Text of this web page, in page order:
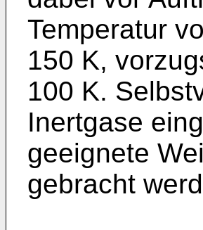
Temperatur
150 K,
100 K.
Inertgase
geeignete
gebracht